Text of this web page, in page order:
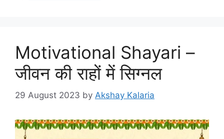
Motivational Shayari –
जीवन की राहों में सिग्नल
29 August 2023 by Akshay Kalaria